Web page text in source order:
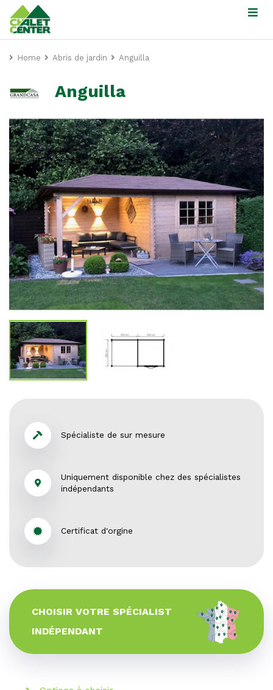
Home Abris de jardin Anguilla
Anguilla
Spécialiste de sur mesure
Uniquement disponible chez des spécialistes
indépendants
Certificat d'orgine
CHOISIR VOTRE SPÉCIALIST
INDÉPENDANT